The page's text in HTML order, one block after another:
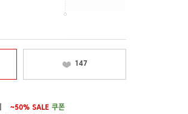
147
~50% SALE 쿠폰